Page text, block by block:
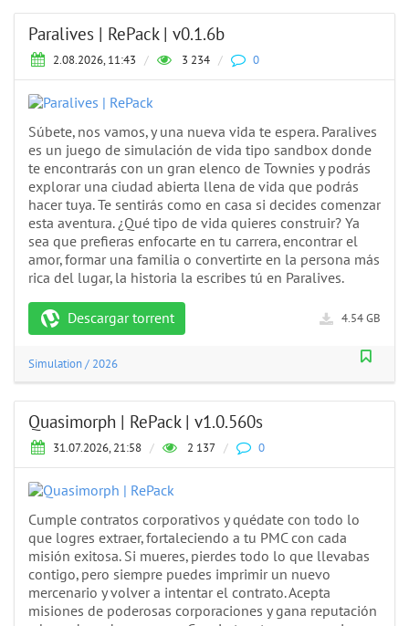
Paralives | RePack | v0.1.6b
2.08.2026, 11:43 / 3 234 / 0
Súbete, nos vamos, y una nueva vida te espera. Paralives
es un juego de simulación de vida tipo sandbox donde
te encontrarás con un gran elenco de Townies y podrás
explorar una ciudad abierta llena de vida que podrás
hacer tuya. Te sentirás como en casa si decides comenzar
esta aventura. ¿Qué tipo de vida quieres construir? Ya
sea que prefieras enfocarte en tu carrera, encontrar el
amor, formar una familia o convertirte en la persona más
rica del lugar, la historia la escribes tú en Paralives.
Descargar torrent 4.54 GB
Simulation/ 2026
Quasimorph | RePack | v1.0.560s
31.07.2026, 21:58 / 2 137 / 0
Cumple contratos corporativos y quédate con todo lo
que logres extraer, fortaleciendo a tu PMC con cada
misión exitosa. Si mueres, pierdes todo lo que llevabas
contigo, pero siempre puedes imprimir un nuevo
mercenario y volver a intentar el contrato. Acepta
misiones de poderosas corporaciones y gana reputación